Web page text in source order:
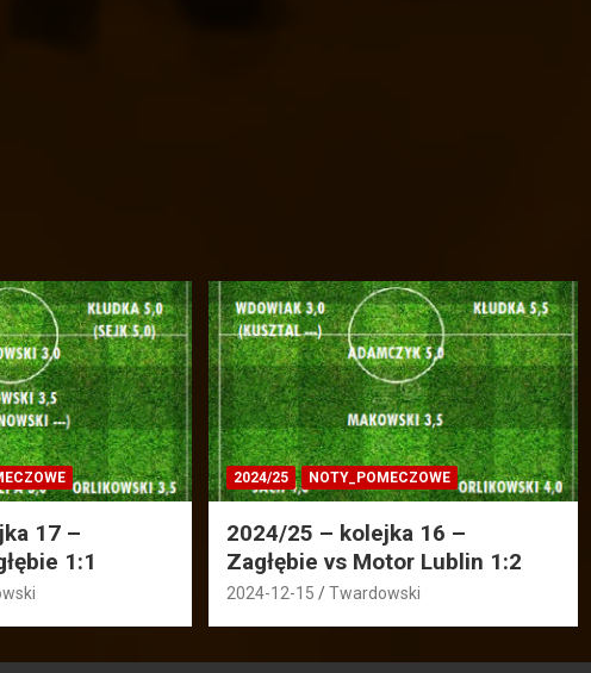
17 –
1:1
2024/25 NOTY_POMECZOWE
2024/25 – kolejka 16 –
Zagłębie vs Motor Lublin 1:2
2024-12-15 Twardowski